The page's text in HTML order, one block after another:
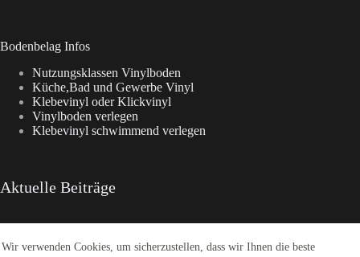
Wir verwenden Cookies, um sicherzustellen, dass wir Ihnen die beste
Bodenbelag Infos
Nutzungsklassen Vinylboden
Küche,Bad und Gewerbe Vinyl
Klebevinyl oder Klickvinyl
Vinylboden verlegen
Klebevinyl schwimmend verlegen
Aktuelle Beiträge
Enia Kollektionen im Überblick